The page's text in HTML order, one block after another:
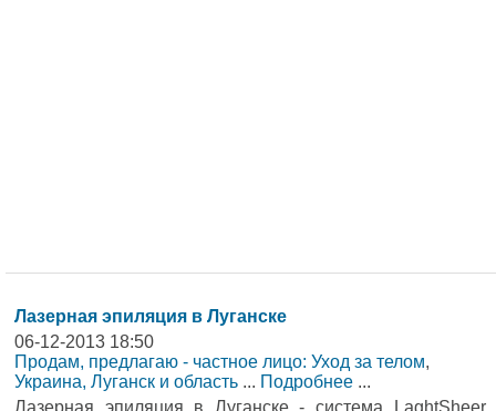
Лазерная эпиляция в Луганске
06-12-2013 18:50
Продам, предлагаю - частное лицо: Уход за телом,
Украина, Луганск и область ... Подробнее ...
Лазерная эпиляция в Луганске - система LaghtSheer